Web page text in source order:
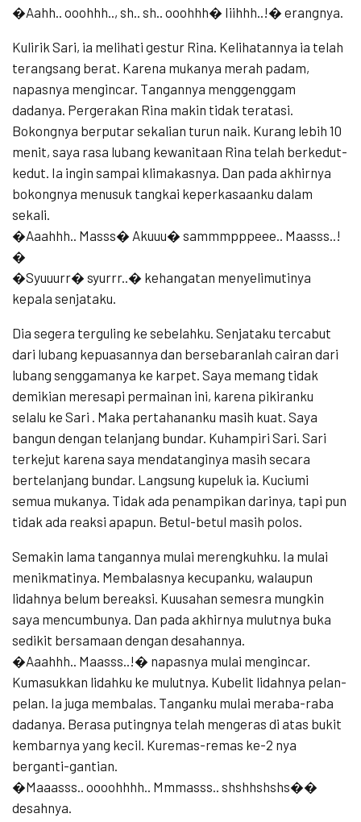
�Aahh.. ooohhh.., sh.. sh.. ooohhh� Iiihhh..!� erangnya.
Kulirik Sari, ia melihati gestur Rina. Kelihatannya ia telah
terangsang berat. Karena mukanya merah padam,
napasnya mengincar. Tangannya menggenggam
dadanya. Pergerakan Rina makin tidak teratasi.
Bokongnya berputar sekalian turun naik. Kurang lebih 10
menit, saya rasa lubang kewanitaan Rina telah berkedut-
kedut. Ia ingin sampai klimakasnya. Dan pada akhirnya
bokongnya menusuk tangkai keperkasaanku dalam
sekali.
�Aaahhh.. Masss� Akuuu� sammmpppeee.. Maasss..!
�
�Syuuurr� syurrr..� kehangatan menyelimutinya
kepala senjataku.
Dia segera terguling ke sebelahku. Senjataku tercabut
dari lubang kepuasannya dan bersebaranlah cairan dari
lubang senggamanya ke karpet. Saya memang tidak
demikian meresapi permainan ini, karena pikiranku
selalu ke Sari . Maka pertahananku masih kuat. Saya
bangun dengan telanjang bundar. Kuhampiri Sari. Sari
terkejut karena saya mendatanginya masih secara
bertelanjang bundar. Langsung kupeluk ia. Kuciumi
semua mukanya. Tidak ada penampikan darinya, tapi pun
tidak ada reaksi apapun. Betul-betul masih polos.
Semakin lama tangannya mulai merengkuhku. Ia mulai
menikmatinya. Membalasnya kecupanku, walaupun
lidahnya belum bereaksi. Kuusahan semesra mungkin
saya mencumbunya. Dan pada akhirnya mulutnya buka
sedikit bersamaan dengan desahannya.
�Aaahhh.. Maasss..!� napasnya mulai mengincar.
Kumasukkan lidahku ke mulutnya. Kubelit lidahnya pelan-
pelan. Ia juga membalas. Tanganku mulai meraba-raba
dadanya. Berasa putingnya telah mengeras di atas bukit
kembarnya yang kecil. Kuremas-remas ke-2 nya
berganti-gantian.
�Maaasss.. oooohhhh.. Mmmasss.. shshhshshs��
desahnya.